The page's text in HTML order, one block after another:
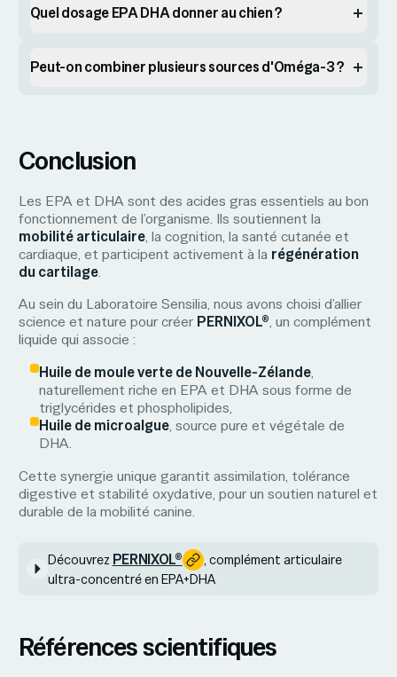
Quel dosage EPA DHA donner au chien ?
Peut-on combiner plusieurs sources d'Oméga-3 ?
Conclusion
Les EPA et DHA sont des acides gras essentiels au bon
fonctionnement de l’organisme. Ils soutiennent la
mobilité articulaire, la cognition, la santé cutanée et
cardiaque, et participent activement à la régénération
du cartilage.
Au sein du Laboratoire Sensilia, nous avons choisi d’allier
science et nature pour créer PERNIXOL®, un complément
liquide qui associe :
Huile de moule verte de Nouvelle-Zélande,
naturellement riche en EPA et DHA sous forme de
triglycérides et phospholipides,
Huile de microalgue, source pure et végétale de
DHA.
Cette synergie unique garantit assimilation, tolérance
digestive et stabilité oxydative, pour un soutien naturel et
durable de la mobilité canine.
Découvrez PERNIXOL®
, complément articulaire
ultra-concentré en EPA+DHA
Références scientifiques